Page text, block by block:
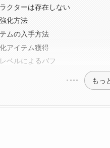
クターは存在しない
化方法
ムの入手方法
アイテム獲得
ベルによるバフ
もっ